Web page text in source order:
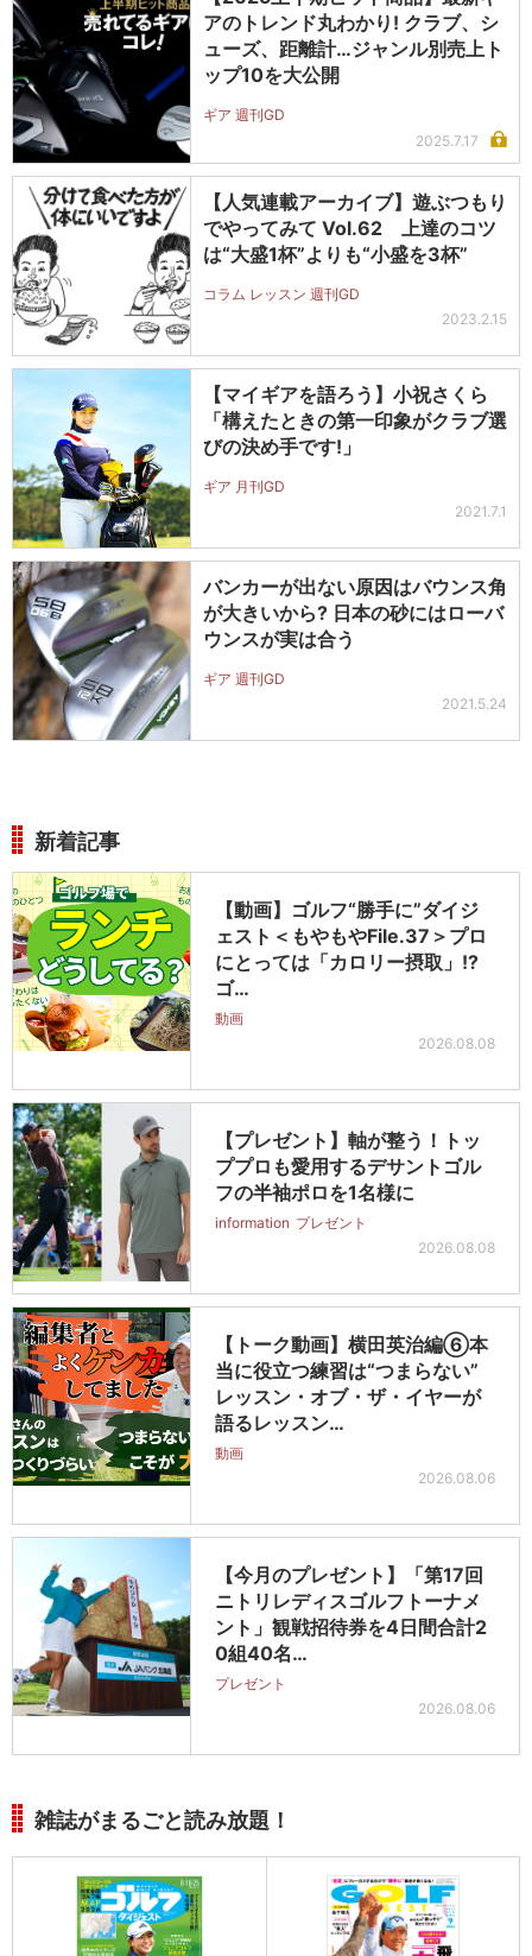
アのトレンド丸わかり! クラブ、シ
ューズ、距離計…ジャンル別売上ト
ップ10を大公開
ギア 週刊GD
2025.7.17
【人気連載アーカイブ】遊ぶつもり
でやってみて Vol.62 上達のコツ
は“大盛1杯”よりも“小盛を3杯”
コラム レッスン 週刊GD
2023.2.15
【マイギアを語ろう】小祝さくら
「構えたときの第一印象がクラブ選
びの決め手です!」
ギア 月刊GD
2021.7.1
バンカーが出ない原因はバウンス角
が大きいから? 日本の砂にはローバ
ウンスが実は合う
ギア 週刊GD
2021.5.24
新着記事
【動画】ゴルフ“勝手に”ダイジ
ェスト＜もやもやFile.37＞プロ
にとっては「カロリー摂取」!?
ゴ…
動画
2026.08.08
【プレゼント】軸が整う！トッ
ププロも愛用するデサントゴル
フの半袖ポロを1名様に
information プレゼント
2026.08.08
【トーク動画】横田英治編⑥本
当に役立つ練習は“つまらない”
レッスン・オブ・ザ・イヤーが
語るレッスン…
動画
2026.08.06
【今月のプレゼント】「第17回
ニトリレディスゴルフトーナメ
ント」観戦招待券を4日間合計2
0組40名…
プレゼント
2026.08.06
雑誌がまるごと読み放題！